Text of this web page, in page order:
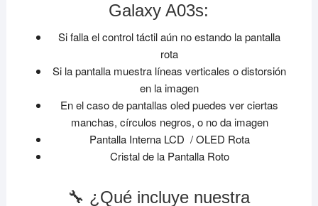
Galaxy A03s:
Si falla el control táctil aún no estando la pantalla
rota
Si la pantalla muestra líneas verticales o distorsión
en la imagen
En el caso de pantallas oled puedes ver ciertas
manchas, círculos negros, o no da imagen
Pantalla Interna LCD / OLED Rota
Cristal de la Pantalla Roto
🔧 ¿Qué incluye nuestra